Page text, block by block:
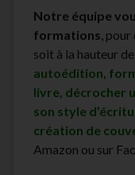
Notre équipe
formations,
soit à la hauteur
autoédition,
livre, décrocher
son style
création de
Amazon ou sur